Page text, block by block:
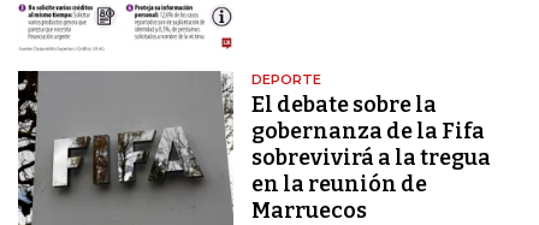
DEPORTE
El debate sobre la
gobernanza de la Fifa
sobrevivirá a la tregua
en la reunión de
Marruecos